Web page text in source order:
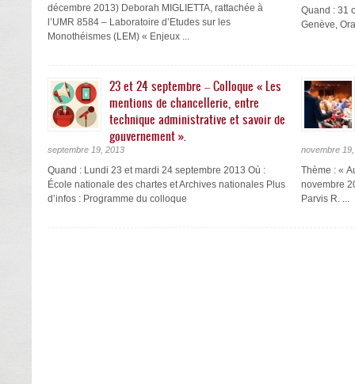
décembre 2013) Deborah MIGLIETTA, rattachée à
l’UMR 8584 – Laboratoire d’Etudes sur les
Monothéismes (LEM) « Enjeux ...
Quand : 31
Genève,
23 et 24 septembre – Colloque « Les
mentions de chancellerie, entre
technique administrative et savoir de
gouvernement ».
septembre 19, 2013
Quand : Lundi 23 et mardi 24 septembre 2013 Où :
École nationale des chartes et Archives nationales Plus
d’infos : Programme du colloque
novembre
Thème : «
novembre
Parvis R. ...